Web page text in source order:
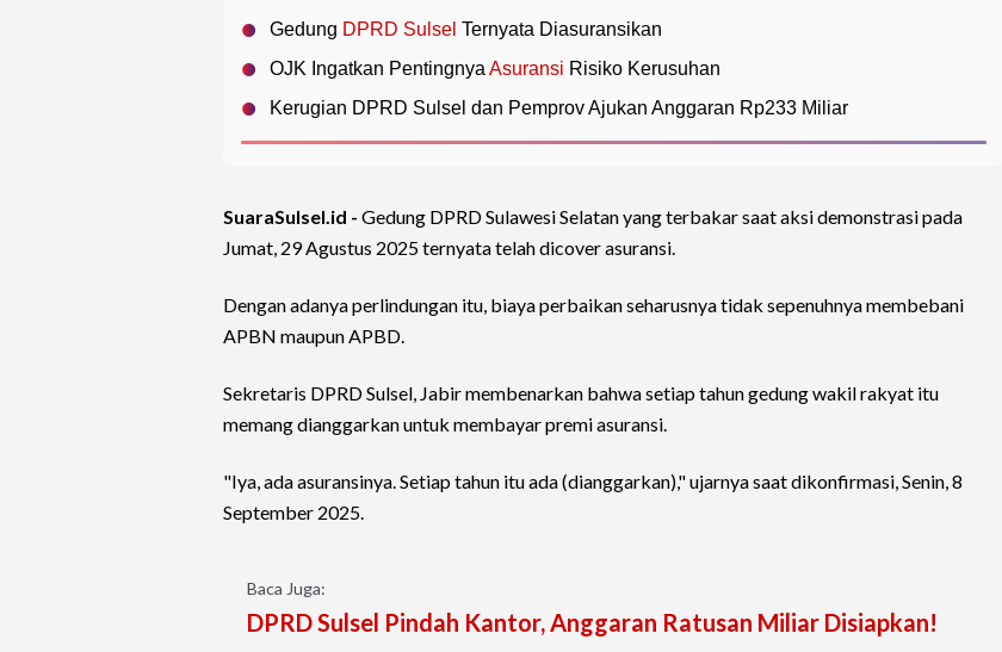
Gedung DPRD Sulsel Ternyata Diasuransikan
OJK Ingatkan Pentingnya Asuransi Risiko Kerusuhan
Kerugian DPRD Sulsel dan Pemprov Ajukan Anggaran Rp233 Miliar
SuaraSulsel.id - Gedung DPRD Sulawesi Selatan yang terbakar saat aksi demonstrasi pada
Jumat, 29 Agustus 2025 ternyata telah dicover asuransi.
Dengan adanya perlindungan itu, biaya perbaikan seharusnya tidak sepenuhnya membebani
APBN maupun APBD.
Sekretaris DPRD Sulsel, Jabir membenarkan bahwa setiap tahun gedung wakil rakyat itu
memang dianggarkan untuk membayar premi asuransi.
"Iya, ada asuransinya. Setiap tahun itu ada (dianggarkan)," ujarnya saat dikonfirmasi, Senin, 8
September 2025.
Baca Juga:
DPRD Sulsel Pindah Kantor, Anggaran Ratusan Miliar Disiapkan!